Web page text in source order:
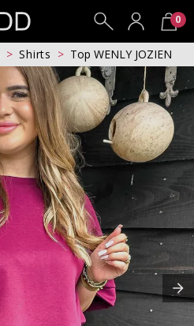
0
Shirts Top WENLY JOZIEN